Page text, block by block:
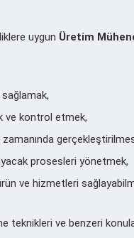
uygun Üretim
sağlamak,
ve kontrol etmek,
prosesleri yönetmek,
ve hizmetleri
teknikleri ve benzeri